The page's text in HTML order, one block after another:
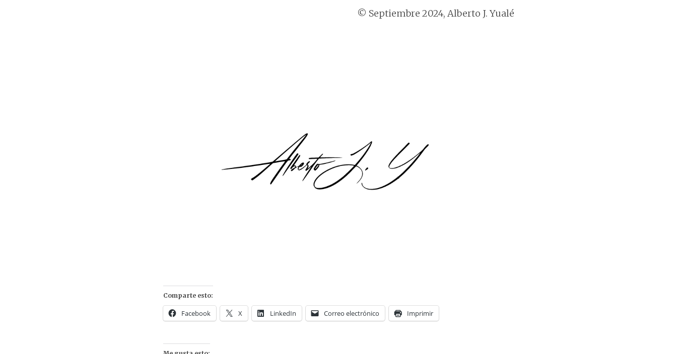
© Septiembre 2024, Alberto J. Yualé
Comparte esto:
Facebook X LinkedIn Correo electrónico Imprimir